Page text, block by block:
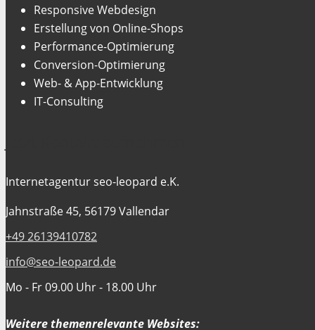
Responsive Webdesign
Erstellung von Online-Shops
Performance-Optimierung
Conversion-Optimierung
Web- & App-Entwicklung
IT-Consulting
Internetagentur seo-leopard e.K.
Jahnstraße 45, 56179 Vallendar
+49 26139410782
info@seo-leopard.de
Mo - Fr 09.00 Uhr - 18.00 Uhr
Weitere themenrelevante Websites: